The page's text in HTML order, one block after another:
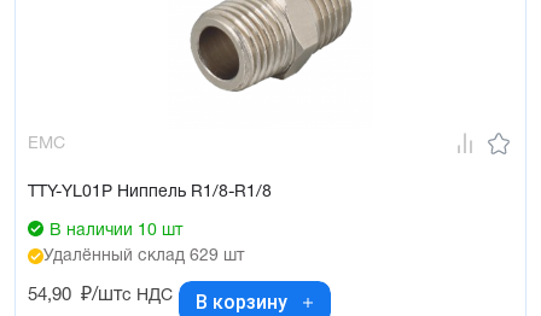
EMC
TTY-YL01P Ниппель R1/8-R1/8
В наличии 10 шт
Удалённый склад 629 шт
54,90 ₽/штс НДС В корзину